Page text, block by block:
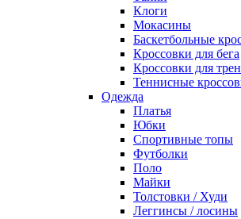
Клоги
Мокасины
Баскетбольные
Кроссовки для бега
Кроссовки для
Теннисные
Одежда
Платья
Юбки
Спортивные топы
Футболки
Поло
Майки
Толстовки / Худи
Леггинсы / лосины